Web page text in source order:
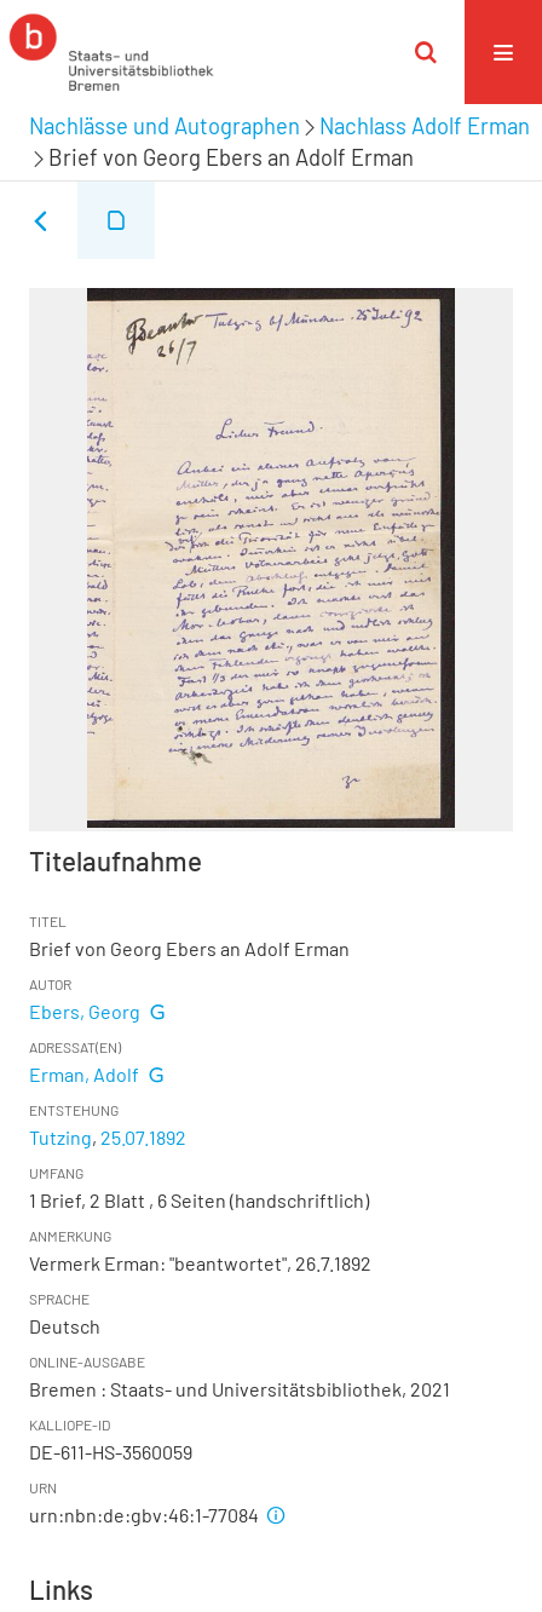
Nachlässe und Autographen
Nachlass Adolf Erman
Brief von Georg Ebers an Adolf Erman
Titelaufnahme
TITEL
Brief von Georg Ebers an Adolf Erman
AUTOR
Ebers, Georg
ADRESSAT(EN)
Erman, Adolf
ENTSTEHUNG
Tutzing, 25.07.1892
UMFANG
1 Brief, 2 Blatt , 6 Seiten (handschriftlich)
ANMERKUNG
Vermerk Erman: "beantwortet", 26.7.1892
SPRACHE
Deutsch
ONLINE-AUSGABE
Bremen : Staats- und Universitätsbibliothek, 2021
KALLIOPE-ID
DE-611-HS-3560059
URN
urn:nbn:de:gbv:46:1-77084
Links